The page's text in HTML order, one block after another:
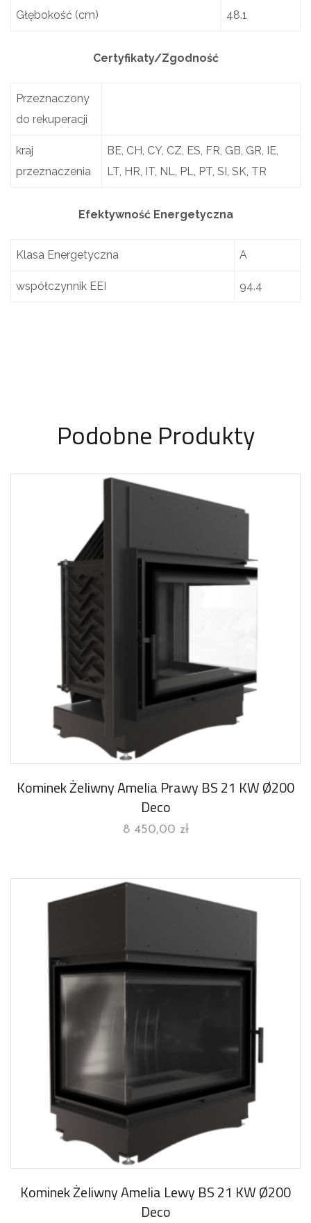
Głębokość (cm) 48.1
Certyfikaty/Zgodność
Przeznaczony
do rekuperacji
kraj
przeznaczenia
BE, CH, CY, CZ, ES, FR, GB, GR, IE,
LT, HR, IT, NL, PL, PT, SI, SK, TR
Efektywność Energetyczna
Klasa Energetyczna A
współczynnik EEI 94.4
Podobne Produkty
Kominek Żeliwny Amelia Prawy BS 21 KW Ø200
Deco
8 450,00 zł
Kominek Żeliwny Amelia Lewy BS 21 KW Ø200
Deco